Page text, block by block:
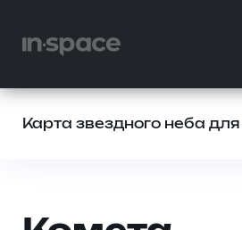
Карта звездного неба